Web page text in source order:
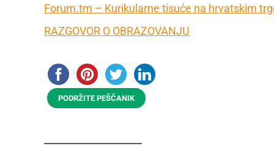
Forum.tm – Kurikularne tisuće na hrvatskim
RAZGOVOR O OBRAZOVANJU
PODRŽITE PEŠČANIK